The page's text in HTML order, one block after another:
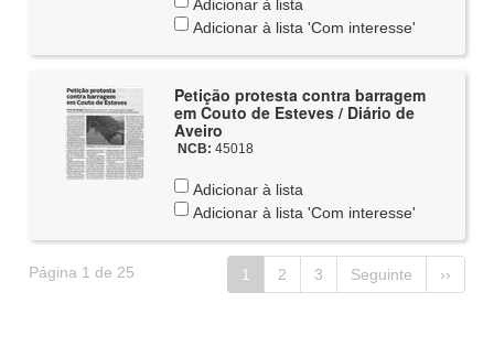
Adicionar à lista
Adicionar à lista 'Com interesse'
Petição protesta contra barragem
em Couto de Esteves / Diário de
Aveiro
NCB: 45018
Adicionar à lista
Adicionar à lista 'Com interesse'
Página 1 de 25 1 2 3 Seguinte ››